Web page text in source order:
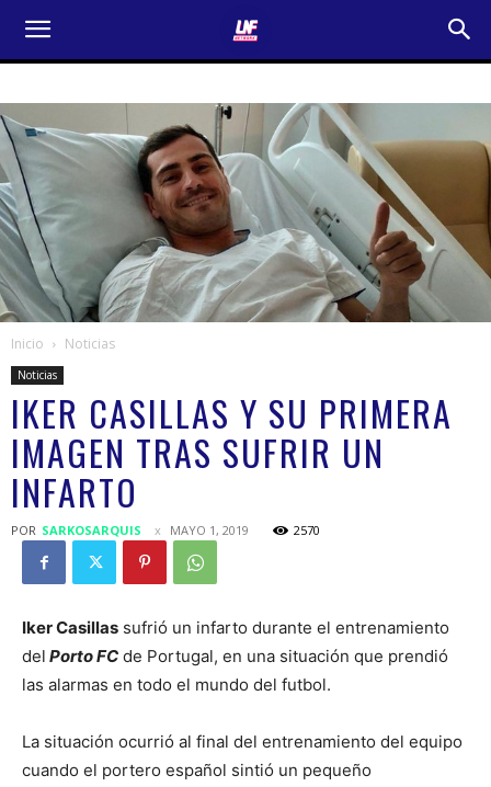
Inicio Noticias
Noticias
IKER CASILLAS Y SU PRIMERA
IMAGEN TRAS SUFRIR UN
INFARTO
POR SARKOSARQUIS MAYO 1, 2019 2570
Iker Casillas sufrió un infarto durante el entrenamiento
del Porto FC de Portugal, en una situación que prendió
las alarmas en todo el mundo del futbol.
La situación ocurrió al final del entrenamiento del equipo
cuando el portero español sintió un pequeño